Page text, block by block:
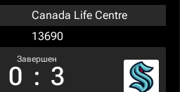
Canada Life Centre
13690
Завершен
0 : 3